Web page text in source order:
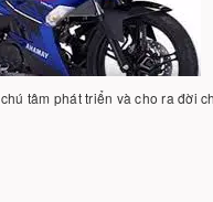
tâm phát triển và cho ra đời